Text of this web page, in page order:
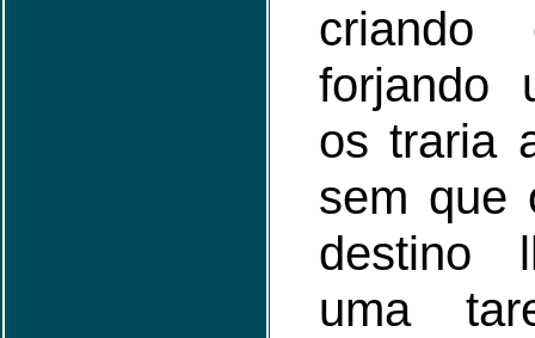
criando
forjando
os traria
sem que
destino
uma